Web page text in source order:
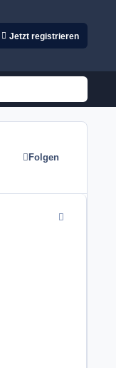
Jetzt registrieren
Folgen